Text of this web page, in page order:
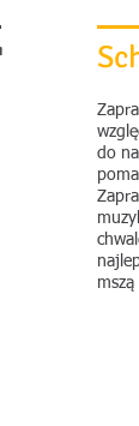
do